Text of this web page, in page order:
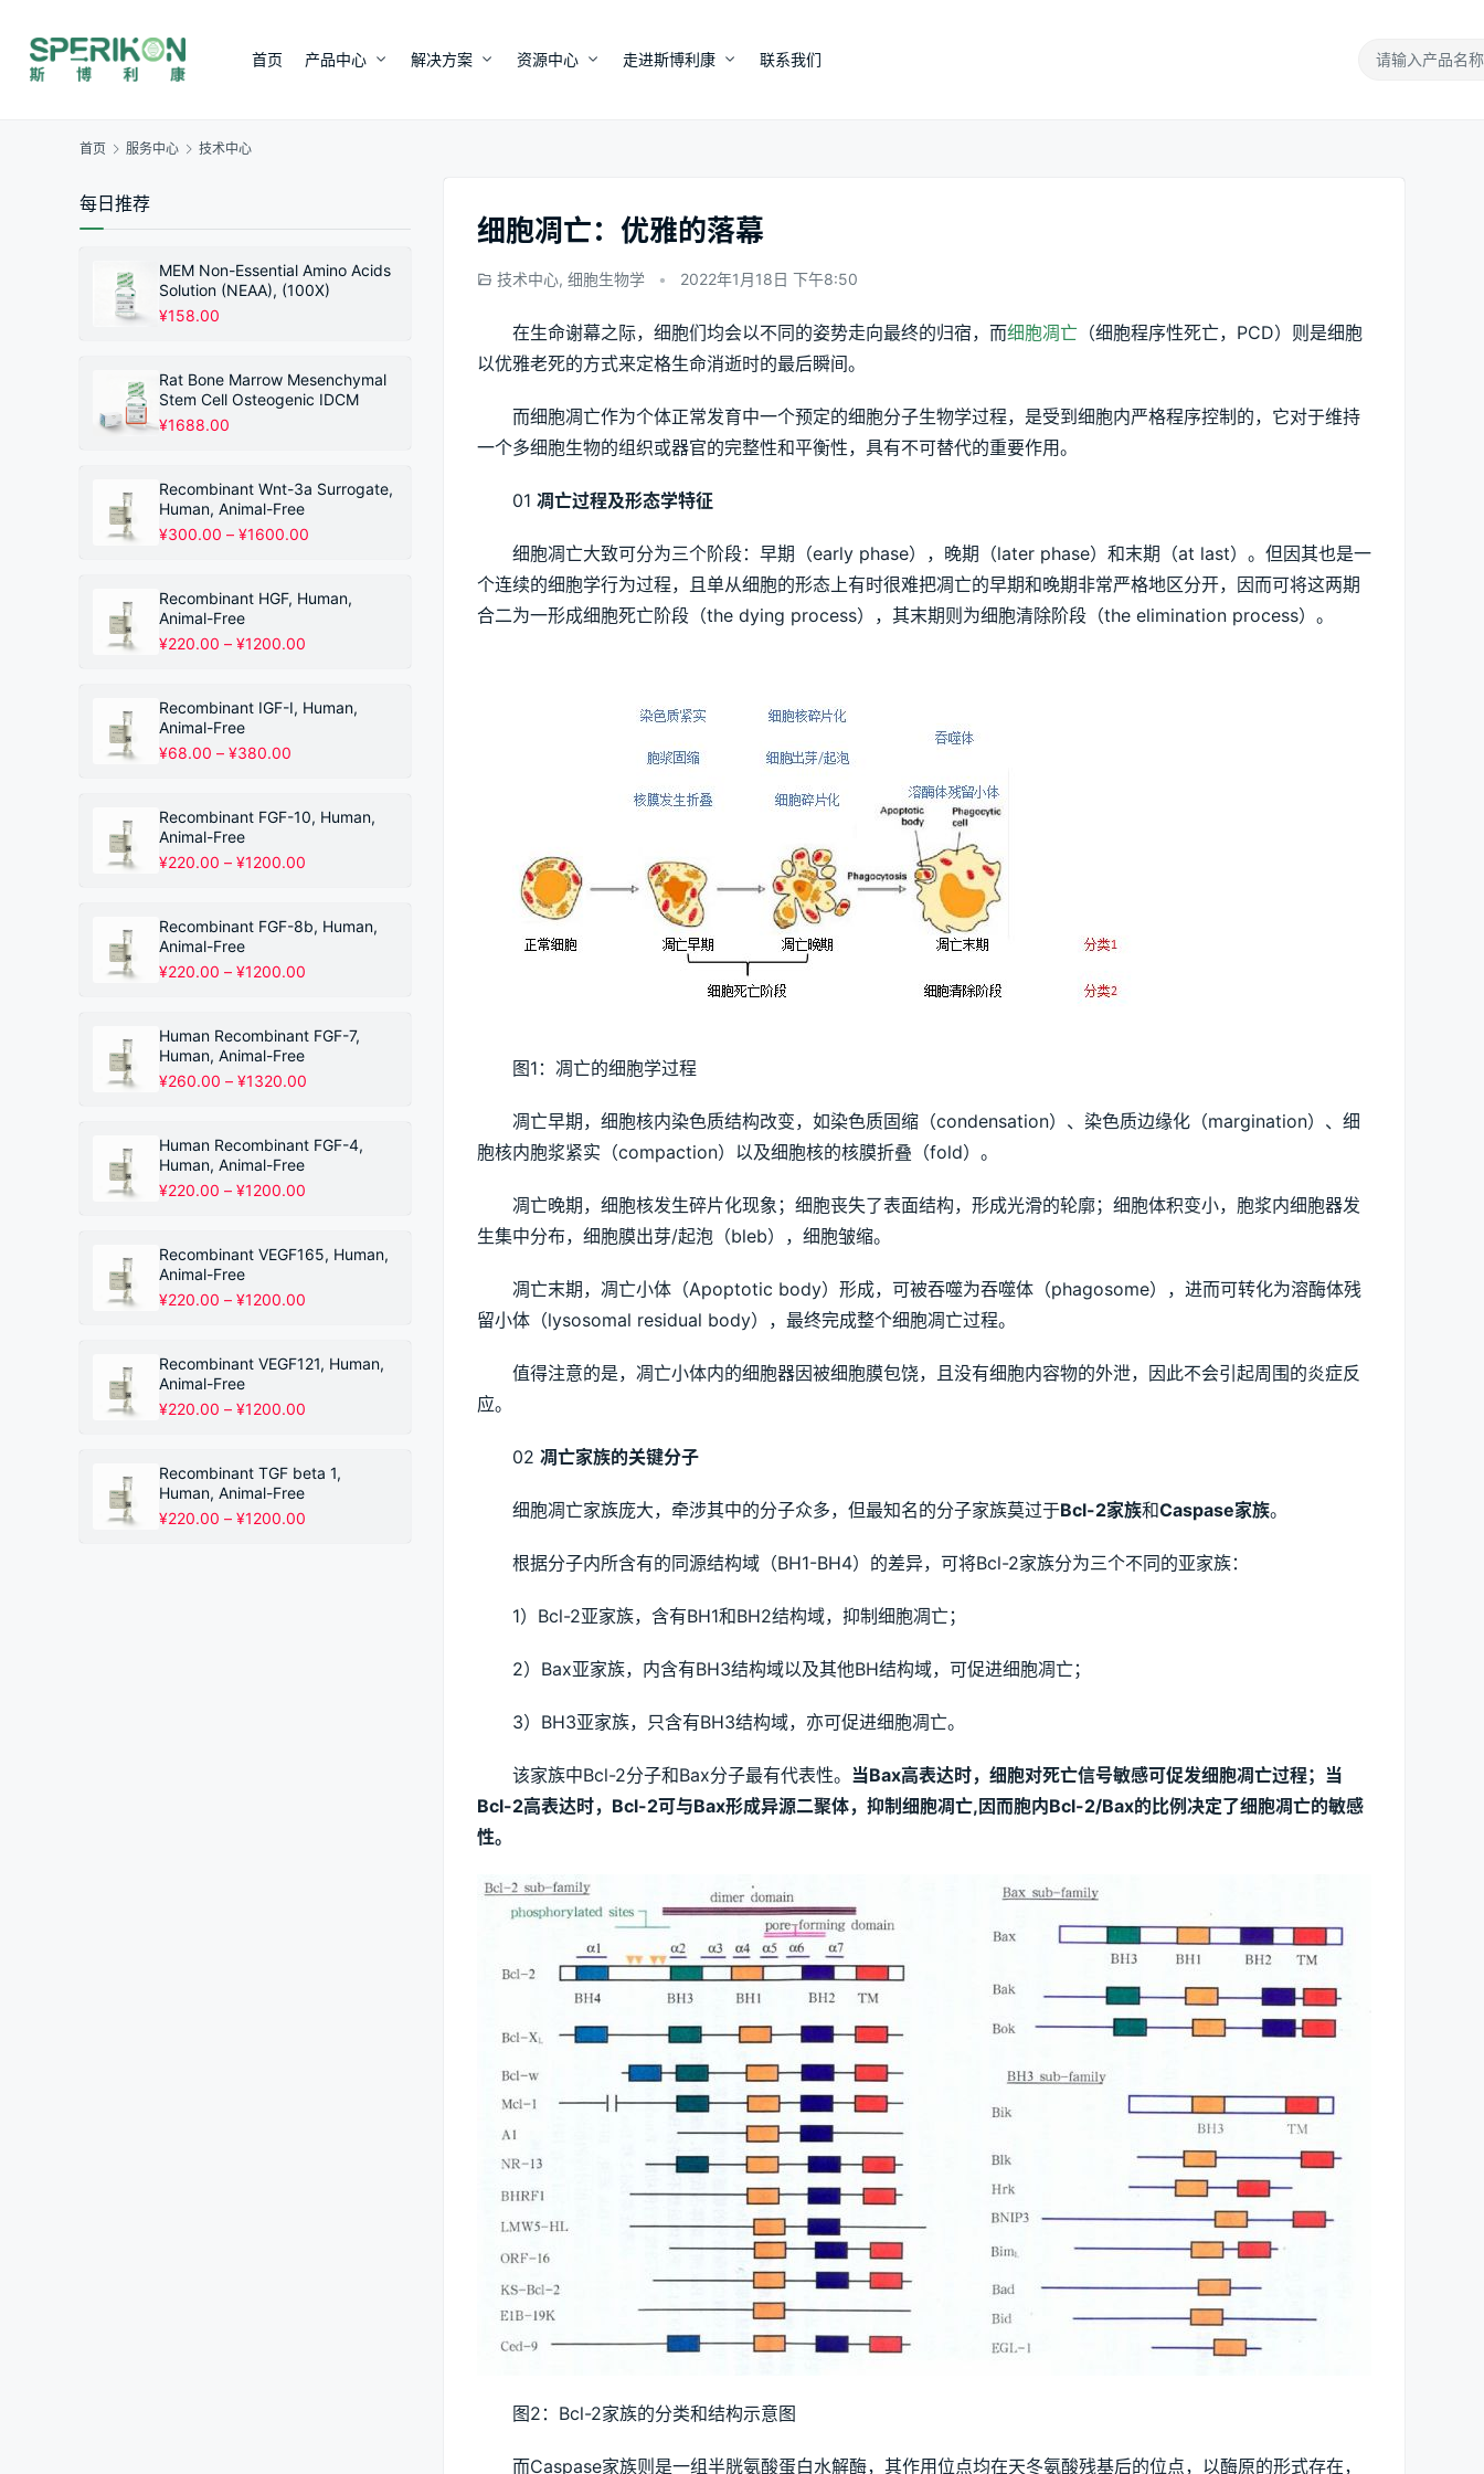
首页 产品中心 解决方案 资源中心 走进斯博利康 联系我们
首页 服务中心 技术中心
细胞凋亡：优雅的落幕
技术中心, 细胞生物学 • 2022年1月18日 下午8:50
在生命谢幕之际，细胞们均会以不同的姿势走向最终的归宿，而细胞凋亡 （细胞程序性死亡，PCD）则是细胞
以优雅老死的方式来定格生命消逝时的最后瞬间。
而细胞凋亡作为个体正常发育中一个预定的细胞分子生物学过程，是受到细胞内严格程序控制的，它对于维持
一个多细胞生物的组织或器官的完整性和平衡性，具有不可替代的重要作用。
01 凋亡过程及形态学特征
细胞凋亡大致可分为三个阶段：早期（early phase），晚期（later phase）和末期（at last）。但因其也是一
个连续的细胞学行为过程，且单从细胞的形态上有时很难把凋亡的早期和晚期非常严格地区分开，因而可将这两期
合二为一形成细胞死亡阶段（the dying process），其末期则为细胞清除阶段（the elimination process）。
图1：凋亡的细胞学过程
凋亡早期，细胞核内染色质结构改变，如染色质固缩（condensation）、染色质边缘化（margination）、细
胞核内胞浆紧实（compaction）以及细胞核的核膜折叠（fold）。
凋亡晚期，细胞核发生碎片化现象；细胞丧失了表面结构，形成光滑的轮廓；细胞体积变小，胞浆内细胞器发
生集中分布，细胞膜出芽/起泡（bleb），细胞皱缩。
凋亡末期，凋亡小体（Apoptotic body）形成，可被吞噬为吞噬体（phagosome），进而可转化为溶酶体残
留小体（lysosomal residual body），最终完成整个细胞凋亡过程。
值得注意的是，凋亡小体内的细胞器因被细胞膜包饶，且没有细胞内容物的外泄，因此不会引起周围的炎症反
应。
02 凋亡家族的关键分子
细胞凋亡家族庞大，牵涉其中的分子众多，但最知名的分子家族莫过于Bcl-2家族和Caspase家族。
根据分子内所含有的同源结构域（BH1-BH4）的差异，可将Bcl-2家族分为三个不同的亚家族：
1）Bcl-2亚家族，含有BH1和BH2结构域，抑制细胞凋亡；
2）Bax亚家族，内含有BH3结构域以及其他BH结构域，可促进细胞凋亡；
3）BH3亚家族，只含有BH3结构域，亦可促进细胞凋亡。
该家族中Bcl-2分子和Bax分子最有代表性。 当Bax高表达时，细胞对死亡信号敏感可促发细胞凋亡过程；当
Bcl-2高表达时，Bcl-2可与Bax形成异源二聚体，抑制细胞凋亡,因而胞内Bcl-2/Bax的比例决定了细胞凋亡的敏感
性。
图2：Bcl-2家族的分类和结构示意图
而Caspase家族则是一组半胱氨酸蛋白水解酶，其作用位点均在天冬氨酸残基后的位点，以酶原的形式存在，
每日推荐
MEM Non-Essential Amino Acids
Solution (NEAA), (100X)
¥158.00
Rat Bone Marrow Mesenchymal
Stem Cell Osteogenic IDCM
¥1688.00
Recombinant Wnt-3a Surrogate,
Human, Animal-Free
¥300.00 – ¥1600.00
围：
¥300.00
Recombinant HGF, Human,
Animal-Free
¥220.00 – ¥1200.00
围：
¥220.00
Recombinant IGF-I, Human,
Animal-Free
¥68.00 – ¥380.00
围：
¥68.00
¥380.00
Recombinant FGF-10, Human,
Animal-Free
¥220.00 – ¥1200.00
围：
¥220.00
Recombinant FGF-8b, Human,
Animal-Free
¥220.00 – ¥1200.00
围：
¥220.00
¥1200.00
Human Recombinant FGF-7,
Human, Animal-Free
¥260.00 – ¥1320.00
围：
¥260.00
Human Recombinant FGF-4,
Human, Animal-Free
¥220.00 – ¥1200.00
围：
¥220.00
Recombinant VEGF165, Human,
Animal-Free
¥220.00 – ¥1200.00
围：
¥220.00
Recombinant VEGF121, Human,
Animal-Free
¥220.00 – ¥1200.00
围：
¥220.00
Recombinant TGF beta 1,
Human, Animal-Free
¥220.00 – ¥1200.00